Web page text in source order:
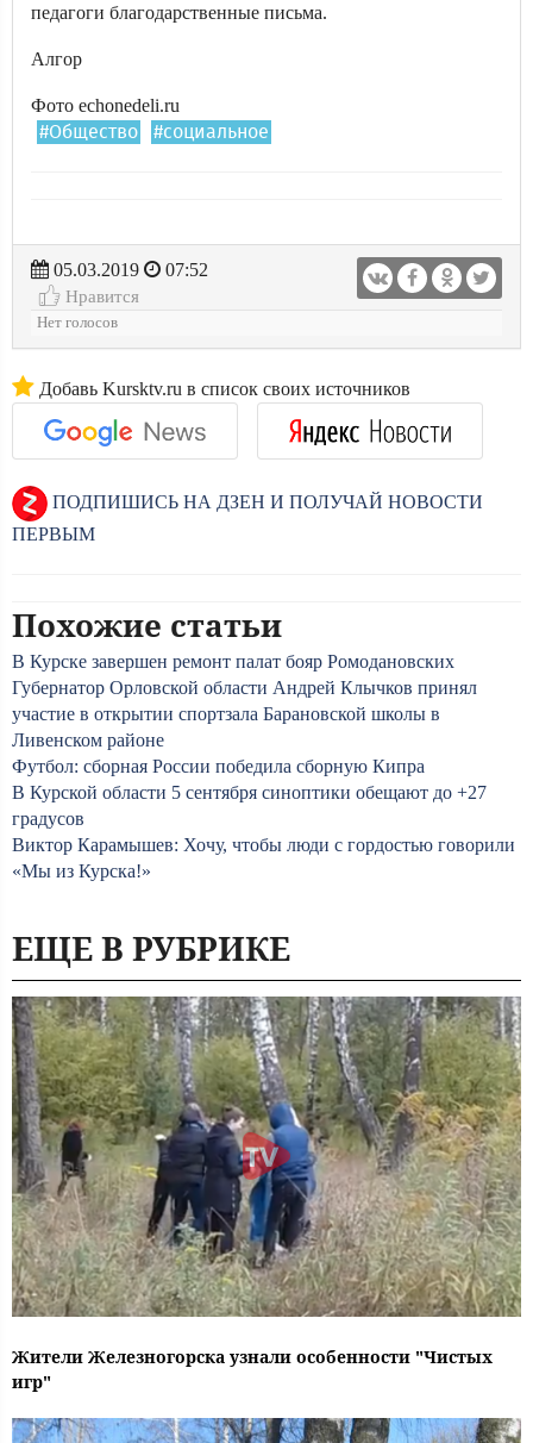
педагоги благодарственные письма.
Алгор
Фото echonedeli.ru
#Общество #социальное
05.03.2019
07:52
Нравится
Нет голосов
Добавь Kursktv.ru в список своих источников
ПОДПИШИСЬ НА ДЗЕН И ПОЛУЧАЙ НОВОСТИ
ПЕРВЫМ
Похожие статьи
В Курске завершен ремонт палат бояр Ромодановских
Губернатор Орловской области Андрей Клычков принял
участие в открытии спортзала Барановской школы в
Ливенском районе
Футбол: сборная России победила сборную Кипра
В Курской области 5 сентября синоптики обещают до +27
градусов
Виктор Карамышев: Хочу, чтобы люди с гордостью говорили
«Мы из Курска!»
ЕЩЕ В РУБРИКЕ
Жители Железногорска узнали особенности "Чистых
игр"